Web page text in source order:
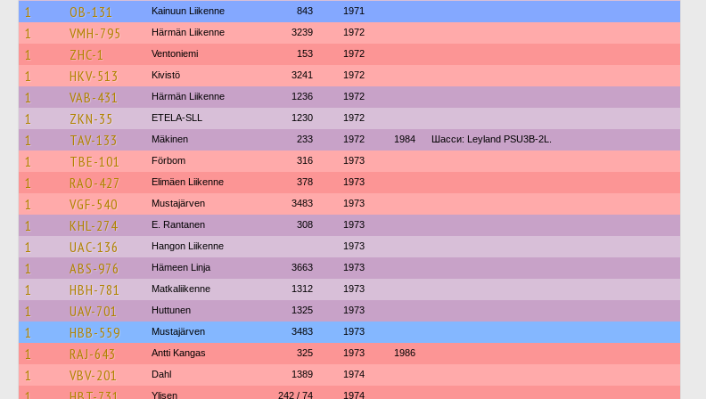
1 OB-131 Kainuun Liikenne 843 1971
1 VMH-795 Härmän Liikenne 3239 1972
1 ZHC-1 Ventoniemi 153 1972
1 HKV-513 Kivistö 3241 1972
1 VAB-431 Härmän Liikenne 1236 1972
1 ZKN-35 ETELA-SLL 1230 1972
1 TAV-133 Mäkinen 233 1972 1984 Шасси: Leyland PSU3B-2L.
1 TBE-101 Förbom 316 1973
1 RAO-427 Elimäen Liikenne 378 1973
1 VGF-540 Mustajärven 3483 1973
1 KHL-274 E. Rantanen 308 1973
1 UAC-136 Hangon Liikenne 1973
1 ABS-976 Hämeen Linja 3663 1973
1 HBH-781 Matkaliikenne 1312 1973
1 UAV-701 Huttunen 1325 1973
1 HBB-559 Mustajärven 3483 1973
1 RAJ-643 Antti Kangas 325 1973 1986
1 VBV-201 Dahl 1389 1974
Ylisen 242 / 74 1974